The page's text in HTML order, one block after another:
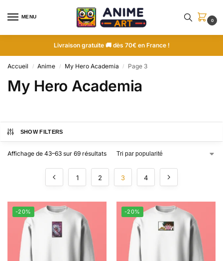
MENU
0
Livraison gratuite 🚚 dès 70€ en France !
Accueil / Anime / My Hero Academia / Page 3
My Hero Academia
SHOW FILTERS
Affichage de 43–63 sur 69 résultats
1 2 3 4
-20% -20%